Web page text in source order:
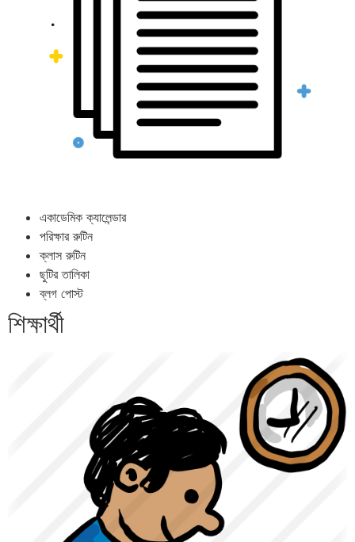
একাডেমিক ক্যালেন্ডার
পরিক্ষার রুটিন
ক্লাস রুটিন
ছুটির তালিকা
ব্লগ পোস্ট
শিক্ষার্থী